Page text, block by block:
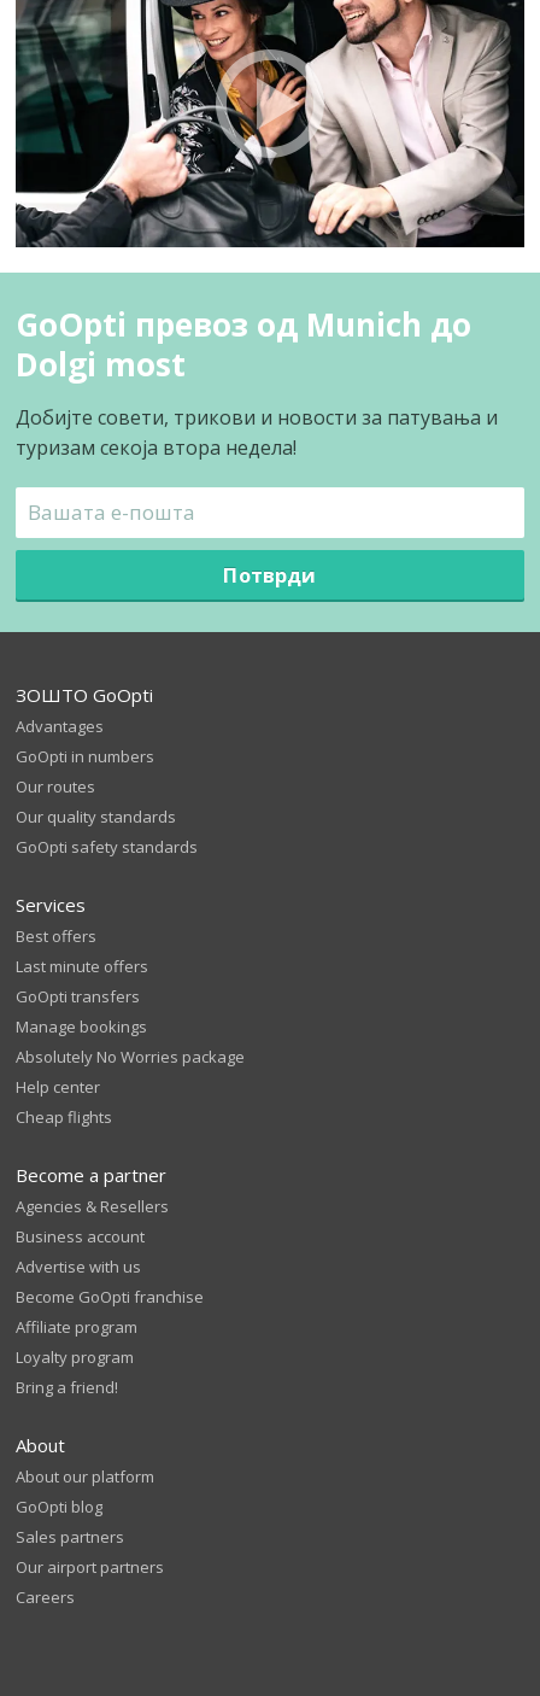
GoOpti превоз од Munich до
Dolgi most
Добијте совети, трикови и новости за патувања и
туризам секоја втора недела!
Потврди
ЗОШТО GoOpti
Advantages
GoOpti in numbers
Our routes
Our quality standards
GoOpti safety standards
Services
Best offers
Last minute offers
GoOpti transfers
Manage bookings
Absolutely No Worries package
Help center
Cheap flights
Become a partner
Agencies & Resellers
Business account
Advertise with us
Become GoOpti franchise
Affiliate program
Loyalty program
Bring a friend!
About
About our platform
GoOpti blog
Sales partners
Our airport partners
Careers